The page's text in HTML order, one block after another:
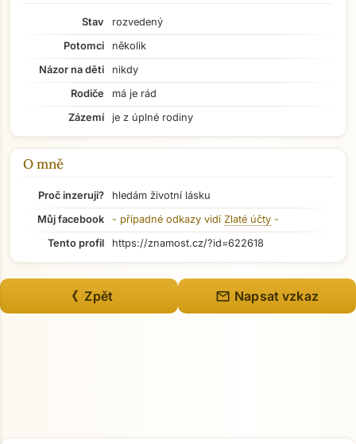
Přejít na hlavní obsah
Stav
rozvedený
Potomci
několik
Názor na děti
nikdy
Rodiče
má je rád
Zázemí
je z úplné rodiny
O mně
Proč inzeruji?
hledám životní lásku
Můj facebook
- případné odkazy vidí Zlaté účty -
Tento profil
https://znamost.cz/?id=622618
《 Zpět mail Napsat vzkaz